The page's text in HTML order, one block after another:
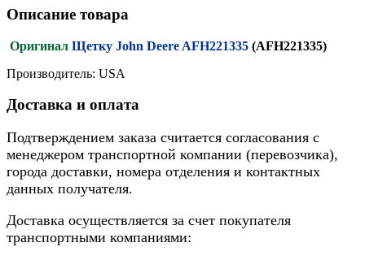
Описание товара
Оригинал Щетку John Deere AFH221335 (AFH221335)
Производитель: USA
Доставка и оплата
Подтверждением заказа считается согласования с
менеджером транспортной компании (перевозчика),
города доставки, номера отделения и контактных
данных получателя.
Доставка осуществляется за счет покупателя
транспортными компаниями: